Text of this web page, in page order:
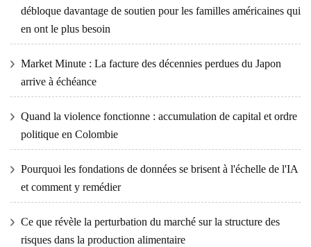
débloque davantage de soutien pour les familles américaines qui
en ont le plus besoin
Market Minute : La facture des décennies perdues du Japon
arrive à échéance
Quand la violence fonctionne : accumulation de capital et ordre
politique en Colombie
Pourquoi les fondations de données se brisent à l'échelle de l'IA
et comment y remédier
Ce que révèle la perturbation du marché sur la structure des
risques dans la production alimentaire